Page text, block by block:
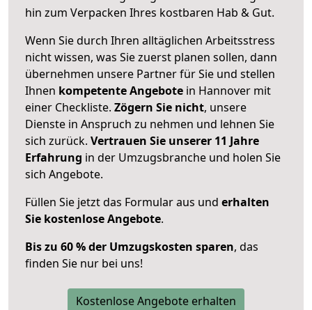
hin zum Verpacken Ihres kostbaren Hab & Gut.
Wenn Sie durch Ihren alltäglichen Arbeitsstress
nicht wissen, was Sie zuerst planen sollen, dann
übernehmen unsere Partner für Sie und stellen
Ihnen kompetente Angebote in Hannover mit
einer Checkliste. Zögern Sie nicht, unsere
Dienste in Anspruch zu nehmen und lehnen Sie
sich zurück. Vertrauen Sie unserer 11 Jahre
Erfahrung in der Umzugsbranche und holen Sie
sich Angebote.
Füllen Sie jetzt das Formular aus und erhalten
Sie kostenlose Angebote.
Bis zu 60 % der Umzugskosten sparen, das
finden Sie nur bei uns!
Kostenlose Angebote erhalten